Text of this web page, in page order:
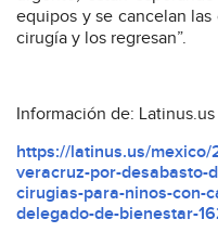
equipos y se cancelan
cirugía y los regresan”.
Información de: Latinus.us
https://latinus.us/
veracruz-por-desabasto-
cirugias-para-ninos-con-
delegado-de-bienestar-